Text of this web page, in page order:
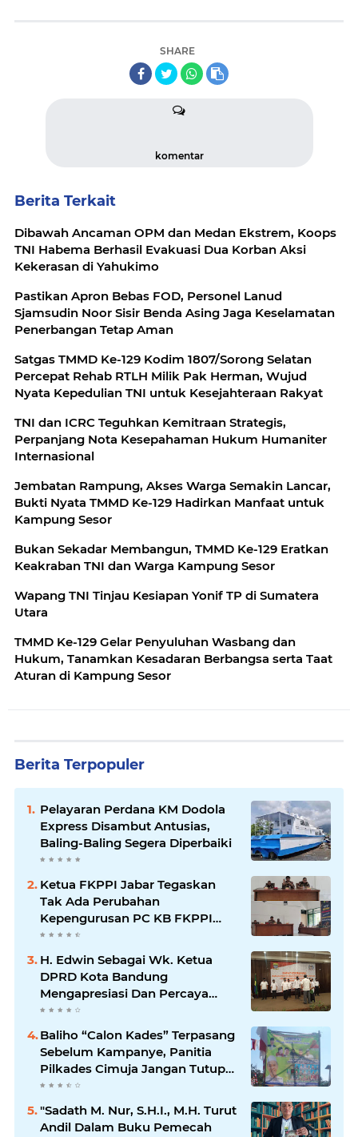
SHARE
komentar
Berita Terkait
Dibawah Ancaman OPM dan Medan Ekstrem, Koops
TNI Habema Berhasil Evakuasi Dua Korban Aksi
Kekerasan di Yahukimo
Pastikan Apron Bebas FOD, Personel Lanud
Sjamsudin Noor Sisir Benda Asing Jaga Keselamatan
Penerbangan Tetap Aman
Satgas TMMD Ke-129 Kodim 1807/Sorong Selatan
Percepat Rehab RTLH Milik Pak Herman, Wujud
Nyata Kepedulian TNI untuk Kesejahteraan Rakyat
TNI dan ICRC Teguhkan Kemitraan Strategis,
Perpanjang Nota Kesepahaman Hukum Humaniter
Internasional
Jembatan Rampung, Akses Warga Semakin Lancar,
Bukti Nyata TMMD Ke-129 Hadirkan Manfaat untuk
Kampung Sesor
Bukan Sekadar Membangun, TMMD Ke-129 Eratkan
Keakraban TNI dan Warga Kampung Sesor
Wapang TNI Tinjau Kesiapan Yonif TP di Sumatera
Utara
TMMD Ke-129 Gelar Penyuluhan Wasbang dan
Hukum, Tanamkan Kesadaran Berbangsa serta Taat
Aturan di Kampung Sesor
Berita Terpopuler
Pelayaran Perdana KM Dodola
Express Disambut Antusias,
Baling-Baling Segera Diperbaiki
Ketua FKPPI Jabar Tegaskan
Tak Ada Perubahan
Kepengurusan PC KB FKPPI
Sumedang, Ketua Cabang
Diminta Segera Konsolidasi
H. Edwin Sebagai Wk. Ketua
DPRD Kota Bandung
Mengapresiasi Dan Percaya
Penuh Kepada Kepemimpinan
Merdi Hajiji Sebagai ketua DPD
Lpm Kota Bandung Periode
2021-2026
Baliho “Calon Kades” Terpasang
Sebelum Kampanye, Panitia
Pilkades Cimuja Jangan Tutup
Mata
"Sadath M. Nur, S.H.I., M.H. Turut
Andil Dalam Buku Pemecah